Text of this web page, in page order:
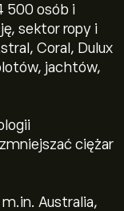
500 osób i
sektor ropy i
Coral, Dulux
jachtów,
ciężar
Australia,